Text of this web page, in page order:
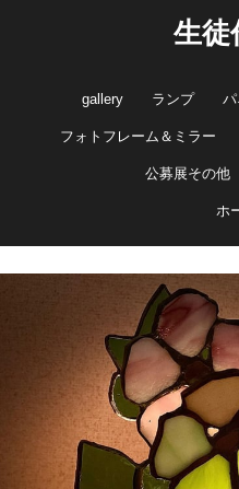
生徒
gallery ランプ
フォトフレーム＆ミラー
公募展その他
ホ